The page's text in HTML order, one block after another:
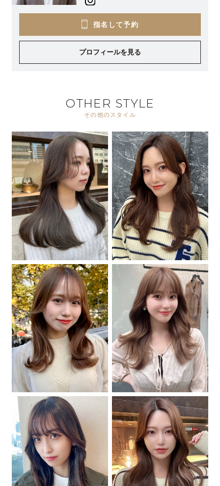
指名して予約
プロフィールを見る
OTHER STYLE
その他のスタイル